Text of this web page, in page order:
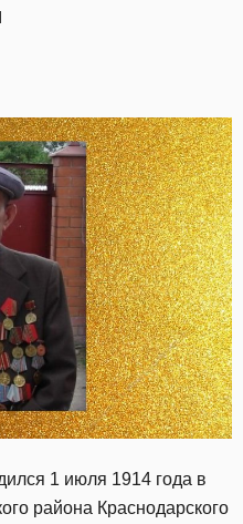
1 июля 1914 года в
района Краснодарского